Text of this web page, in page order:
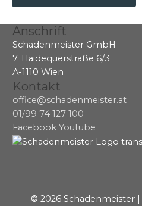
Anschrift
Schadenmeister GmbH
7. Haidequerstraße 6/3
A-1110 Wien
Kontakt
office@schadenmeister.at
01/99 74 127 100
Facebook Youtube
© 2026 Schadenmeister |